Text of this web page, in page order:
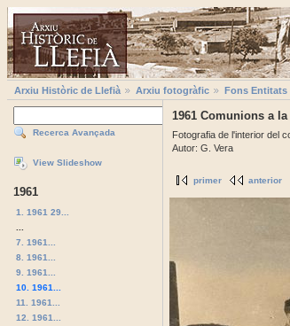
Arxiu Històric de Llefià Arxiu fotogràfic Fons Entitats
Recerca Avançada
View Slideshow
1961
1. 1961 29...
7. 1961...
8. 1961...
9. 1961...
10. 1961...
11. 1961...
12. 1961...
1961 Comunions a
Fotografia de l'interior del
Autor: G. Vera
primer anterior